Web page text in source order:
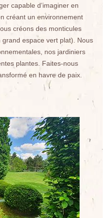
capable d’imaginer en
créant un environnement
créons des monticules
grand espace vert plat). Nous
nos jardiniers
plantes. Faites-nous
en havre de paix.